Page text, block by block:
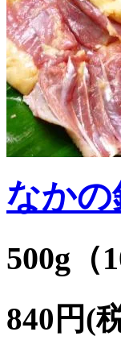
なかの
500g（
840円(